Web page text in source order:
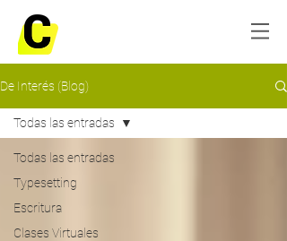
De Interés (Blog)
Todas las entradas
Typesetting
Escritura
Clases Virtuales
Todas las entradas